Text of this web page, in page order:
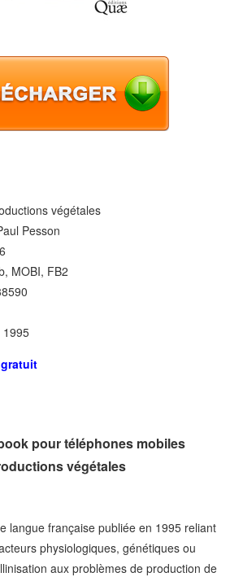
végétales
Pesson
MOBI, FB2
1995
pour téléphones mobiles
végétales
langue française publiée en 1995 reliant
physiologiques, génétiques ou
aux problèmes de production de